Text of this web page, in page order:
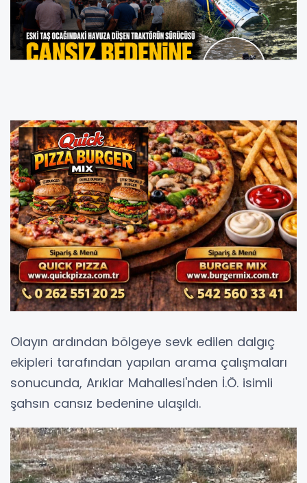
Olayın ardından bölgeye sevk edilen dalgıç
ekipleri tarafından yapılan arama çalışmaları
sonucunda, Arıklar Mahallesi'nden İ.Ö. isimli
şahsın cansız bedenine ulaşıldı.